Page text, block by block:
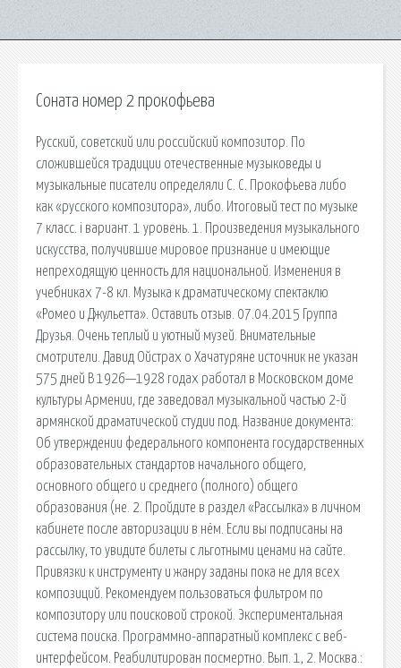
Соната номер 2 прокофьева
Русский, советский или российский композитор. По
сложившейся традиции отечественные музыковеды и
музыкальные писатели определяли С. С. Прокофьева либо
как «русского композитора», либо. Итоговый тест по музыке
7 класс. i вариант. 1 уровень. 1. Произведения музыкального
искусства, получившие мировое признание и имеющие
непреходящую ценность для национальной. Изменения в
учебниках 7-8 кл. Музыка к драматическому спектаклю
«Ромео и Джульетта». Оставить отзыв. 07.04.2015 Группа
Друзья. Очень теплый и уютный музей. Внимательные
смотрители. Давид Ойстрах о Хачатуряне источник не указан
575 дней В 1926—1928 годах работал в Московском доме
культуры Армении, где заведовал музыкальной частью 2-й
армянской драматической студии под. Название документа:
Об утверждении федерального компонента государственных
образовательных стандартов начального общего,
основного общего и среднего (полного) общего
образования (не. 2. Пройдите в раздел «Рассылка» в личном
кабинете после авторизации в нём. Если вы подписаны на
рассылку, то увидите билеты с льготными ценами на сайте.
Привязки к инструменту и жанру заданы пока не для всех
композиций. Рекомендуем пользоваться фильтром по
композитору или поисковой строкой. Экспериментальная
система поиска. Программно-аппаратный комплекс с веб-
интерфейсом. Реабилитирован посмертно. Вып. 1, 2. Москва.: